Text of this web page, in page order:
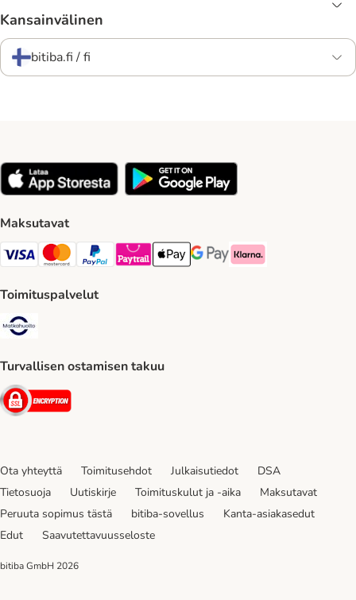
Kansainvälinen
bitiba.fi / fi
Maksutavat
VISA Payment Method
Mastercard Payment Method
Paypal Payment Method
Paytrail Payment Method
Apple Pay Payment Method
Google Pay Payment Method
Klarna Payment Method
Toimituspalvelut
Turvallisen ostamisen takuu
Security
Ota yhteyttä Toimitusehdot Julkaisutiedot
DSA
Tietosuoja
Uutiskirje Toimituskulut ja -aika
Maksutavat
Peruuta sopimus tästä
bitiba-sovellus
Kanta-asiakasedut
Edut
Saavutettavuusseloste
bitiba GmbH 2026